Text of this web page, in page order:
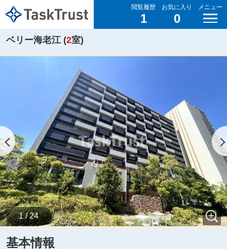
閲覧履歴
1
お気に入り
0
メニュー
ベリー海老江 (2室)
1 / 24
基本情報